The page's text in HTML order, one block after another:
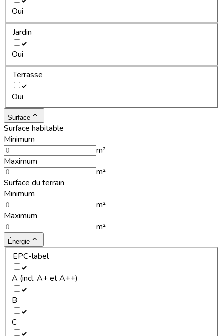
Oui
Jardin
Oui
Terrasse
Oui
Surface
Surface habitable
Minimum
m²
Maximum
m²
Surface du terrain
Minimum
m²
Maximum
m²
Énergie
EPC-label
A (incl. A+ et A++)
B
C